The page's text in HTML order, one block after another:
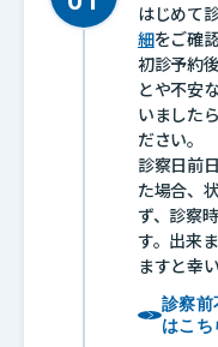
はじめて
細をご確
初診予約
とや不安
いました
ださい。
診察日前
た場合、
ず、診察
す。出来
ますと幸
診察前
はこち